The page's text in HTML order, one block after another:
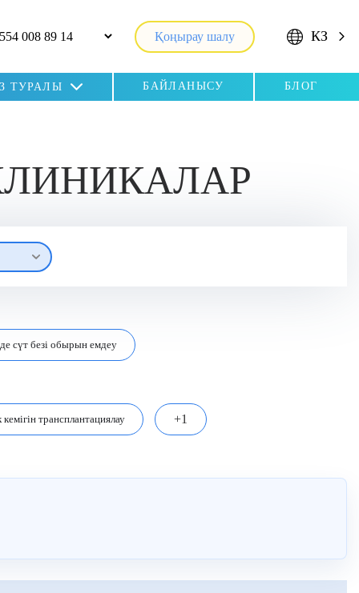
Қоңырау шалу КЗ
ТУРАЛЫ БАЙЛАНЫСУ БЛОГ
сүт безі обырын емдеу
трансплантациялау +1